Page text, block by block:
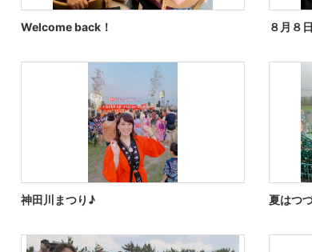
Welcome back！ ８月８
神田川まつり♪ 夏はつ